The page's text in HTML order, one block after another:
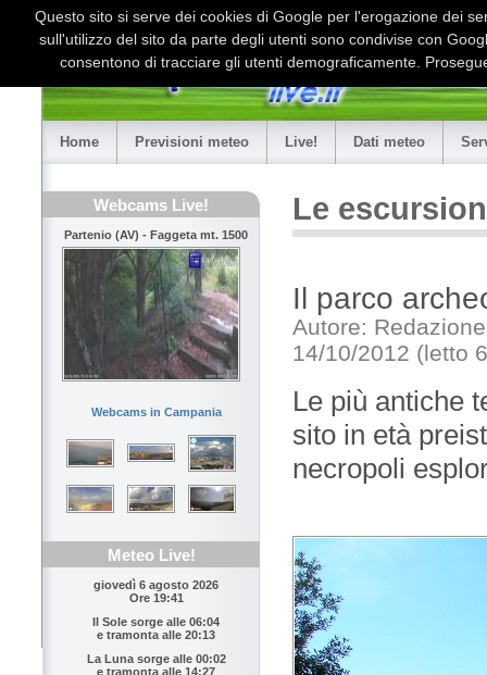
Home Previsioni meteo Live! Dati meteo
Webcams Live!
Partenio (AV) - Faggeta mt. 1500
Webcams in Campania
Meteo Live!
giovedì 6 agosto 2026
Ore 19:41
Il Sole sorge alle 06:04
e tramonta alle 20:13
La Luna sorge alle 00:02
e tramonta alle 14:27
Le
Il parco
Autore:
14/10/2012 (letto
Le più antiche
sito in età
necropoli
Questo sito si serve dei cookies di Google per l'erogazione dei
sull'utilizzo del sito da parte degli utenti sono condivise con
consentono di tracciare gli utenti demograficamente.